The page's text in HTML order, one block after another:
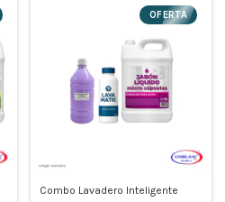
OFERTA
Combo Lavadero Inteligente